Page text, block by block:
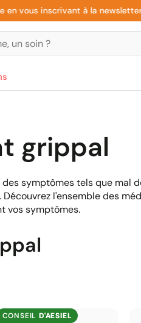
inscrivant à la newsletter
grippal
symptômes tels que mal
l'ensemble des
vos symptômes.
CONSEIL D'AESIEL